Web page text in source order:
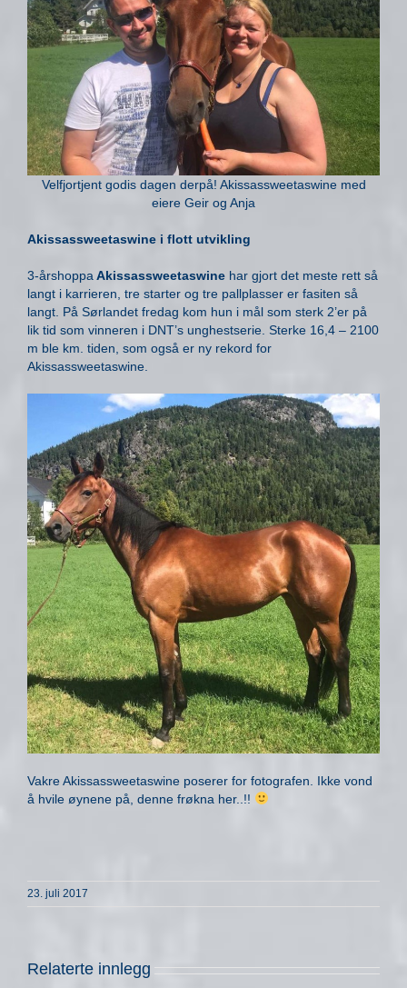
Velfjortjent godis dagen derpå! Akissassweetaswine med
eiere Geir og Anja
Akissassweetaswine i flott utvikling
3-årshoppa Akissassweetaswine har gjort det meste rett så
langt i karrieren, tre starter og tre pallplasser er fasiten så
langt. På Sørlandet fredag kom hun i mål som sterk 2’er på
lik tid som vinneren i DNT’s unghestserie. Sterke 16,4 – 2100
m ble km. tiden, som også er ny rekord for
Akissassweetaswine.
Vakre Akissassweetaswine poserer for fotografen. Ikke vond
å hvile øynene på, denne frøkna her..!!
23. juli 2017
Relaterte innlegg